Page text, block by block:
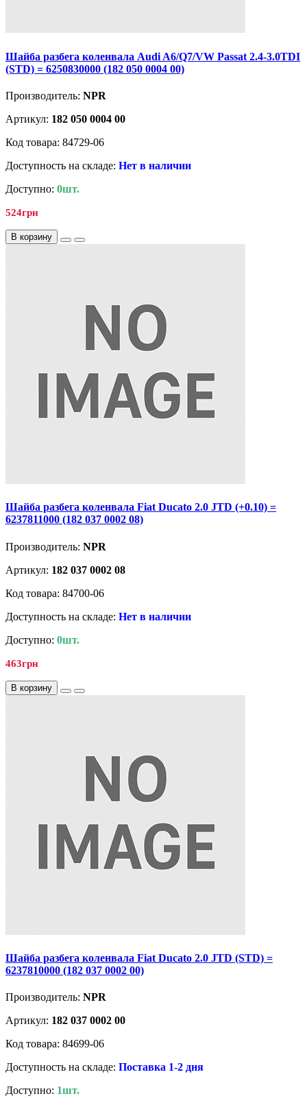
Шайба разбега коленвала Audi A6/Q7/VW Passat 2.4-3.0TDI
(STD) = 6250830000 (182 050 0004 00)
Производитель: NPR
Артикул: 182 050 0004 00
Код товара: 84729-06
Доступность на складе: Нет в наличии
Доступно: 0шт.
524грн
В корзину
Шайба разбега коленвала Fiat Ducato 2.0 JTD (+0.10) =
6237811000 (182 037 0002 08)
Производитель: NPR
Артикул: 182 037 0002 08
Код товара: 84700-06
Доступность на складе: Нет в наличии
Доступно: 0шт.
463грн
В корзину
Шайба разбега коленвала Fiat Ducato 2.0 JTD (STD) =
6237810000 (182 037 0002 00)
Производитель: NPR
Артикул: 182 037 0002 00
Код товара: 84699-06
Доступность на складе: Поставка 1-2 дня
Доступно: 1шт.